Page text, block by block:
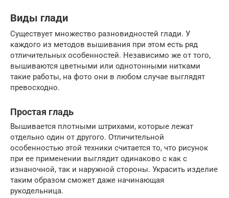
Виды глади
Существует множество разновидностей глади. У
каждого из методов вышивания при этом есть ряд
отличительных особенностей. Независимо же от того,
вышиваются цветными или однотонными нитками
такие работы, на фото они в любом случае выглядят
превосходно.
Простая гладь
Вышивается плотными штрихами, которые лежат
отдельно один от другого. Отличительной
особенностью этой техники считается то, что рисунок
при ее применении выглядит одинаково с как с
изнаночной, так и наружной стороны. Украсить изделие
таким образом сможет даже начинающая
рукодельница.